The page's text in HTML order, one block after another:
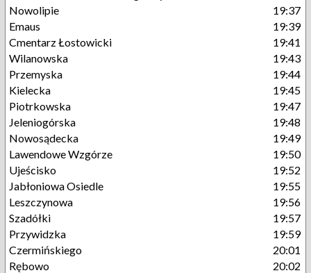
Nowolipie
19:37
Emaus
19:39
Cmentarz Łostowicki
19:41
Wilanowska
19:43
Przemyska
19:44
Kielecka
19:45
Piotrkowska
19:47
Jeleniogórska
19:48
Nowosądecka
19:49
Lawendowe Wzgórze
19:50
Ujeścisko
19:52
Jabłoniowa Osiedle
19:55
Leszczynowa
19:56
Szadółki
19:57
Przywidzka
19:59
Czermińskiego
20:01
Rębowo
20:02